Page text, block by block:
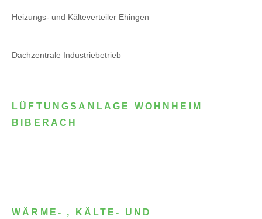
Heizungs- und Kälteverteiler Ehingen
Dachzentrale Industriebetrieb
LÜFTUNGSANLAGE WOHNHEIM
BIBERACH
WÄRME- , KÄLTE- UND